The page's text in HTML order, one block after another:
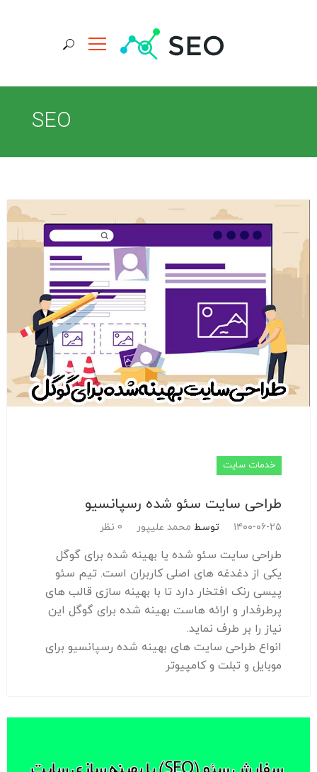
جستجو برای:
SEO
خدمات سایت
طراحی سایت سئو شده رسپانسیو
۱۴۰۰-۰۶-۲۵ توسط محمد علیپور 0 نظر
طراحی سایت سئو شده یا بهینه شده برای گوگل
یکی از دغدغه های اصلی کاربران است. تیم سئو
پیسی رنک افتخار دارد تا با بهینه سازی قالب های
پرطرفدار و ارائه هاست بهینه شده برای گوگل این
نیاز را بر طرف نماید.
انواع طراحی سایت های بهینه شده رسپانسیو برای
موبایل و تبلت و کامپیوتر